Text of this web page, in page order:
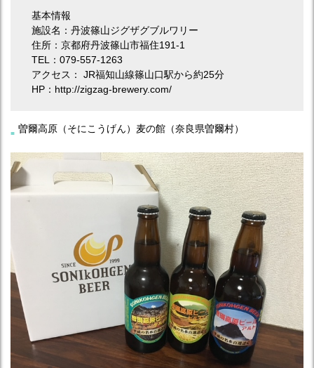
基本情報
施設名：丹波篠山ジグザグブルワリー
住所：京都府丹波篠山市福住191-1
TEL：079-557-1263
アクセス： JR福知山線篠山口駅から約25分
HP：http://zigzag-brewery.com/
曽爾高原（そにこうげん）麦の館（奈良県曽爾村）